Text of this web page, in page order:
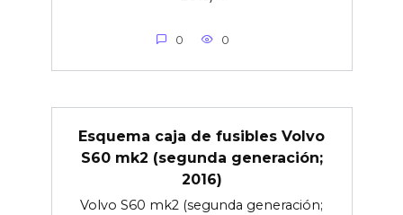
0 0
Esquema caja de fusibles Volvo
S60 mk2 (segunda generación;
2016)
Volvo S60 mk2 (segunda generación;